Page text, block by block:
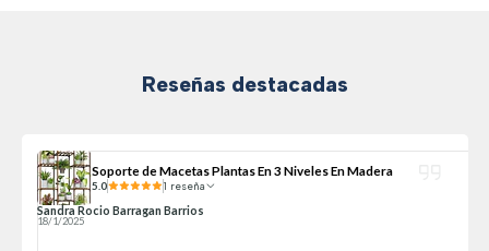
Reseñas destacadas
Soporte de Macetas Plantas En 3 Niveles En Madera
5.0 1 reseña
Sandra Rocio Barragan Barrios
18/1/2025